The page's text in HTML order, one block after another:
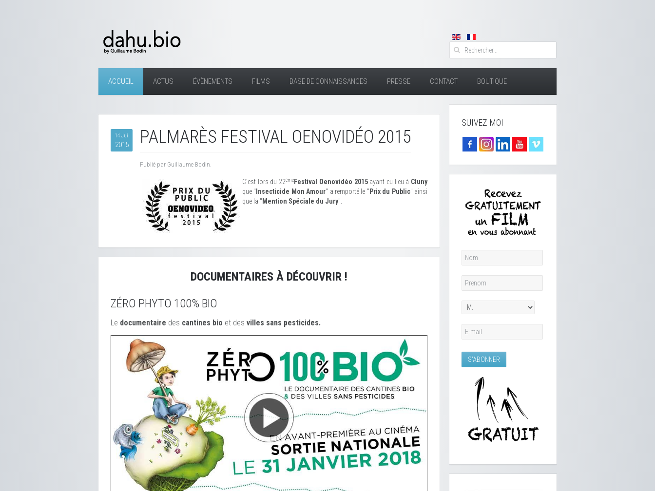
ACCUEIL ACTUS ÉVÈNEMENTS FILMS BASE DE CONNAISSANCES PRESSE CONTACT BOUTIQUE
14 Jui
2015 PALMARÈS FESTIVAL OENOVIDÉO 2015
Publié par Guillaume Bodin.
C'est lors du 22ème Festival Oenovidéo 2015ayant eu lieu à Cluny
que " Insecticide Mon Amour" a remporté le " Prix du Public" ainsi
que la " Mention Spéciale du Jury".
DOCUMENTAIRES À DÉCOUVRIR !
ZÉRO PHYTO 100% BIO
Le documentaire des cantines bio et des villes sans pesticides.
SUIVEZ-MOI